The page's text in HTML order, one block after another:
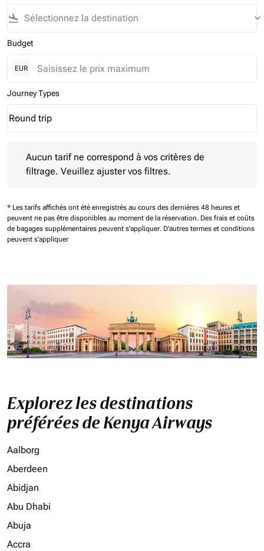
flight_land keyboard_arrow_down
Budget
EUR
Journey Types
Journey Types option Round trip Selected
Round trip
keyboard_arrow_down
Aucun tarif ne correspond à vos critères de
filtrage. Veuillez ajuster vos filtres.
* Les tarifs affichés ont été enregistrés au cours des dernières 48 heures et
peuvent ne pas être disponibles au moment de la réservation. Des frais et coûts
de bagages supplémentaires peuvent s'appliquer. D'autres termes et conditions
peuvent s'appliquer
Explorez les destinations
préférées de Kenya Airways
Aalborg
Aberdeen
Abidjan
Abu Dhabi
Abuja
Accra